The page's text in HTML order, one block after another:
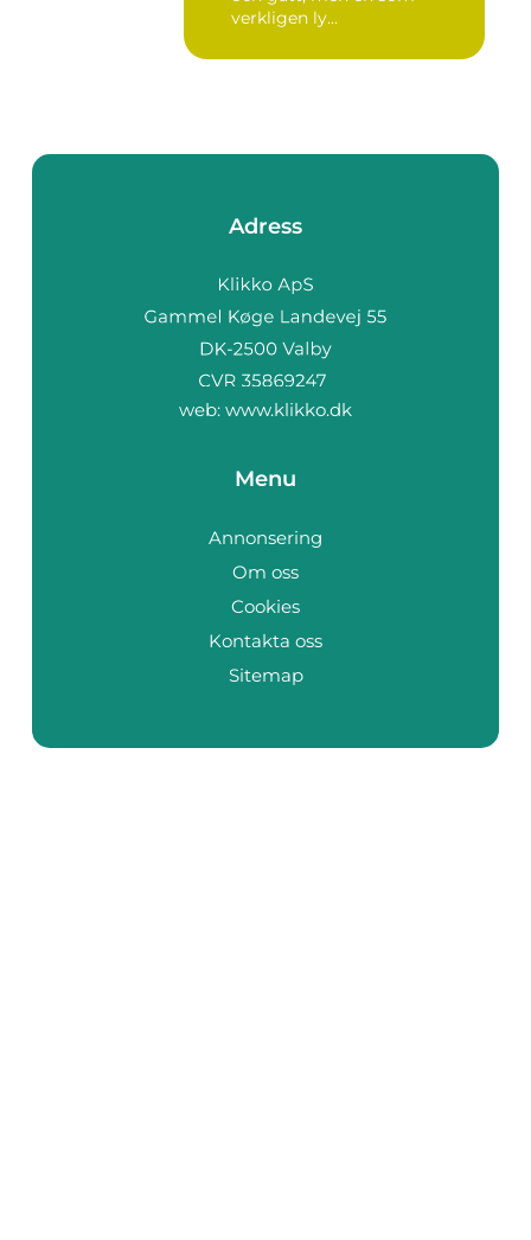
verkligen ly...
Adress
web: www.klikko.dk
Menu
Annonsering
Om oss
Cookies
Kontakta oss
Sitemap